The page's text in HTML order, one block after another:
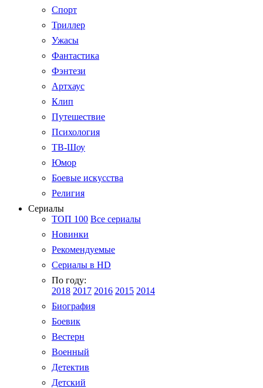
Спорт
Триллер
Ужасы
Фантастика
Фэнтези
Артхаус
Клип
Путешествие
Психология
ТВ-Шоу
Юмор
Боевые искусства
Религия
Сериалы
ТОП 100 Все сериалы
Новинки
Рекомендуемые
Сериалы в HD
По году:
2018 2017 2016 2015 2014
Биография
Боевик
Вестерн
Военный
Детектив
Детский